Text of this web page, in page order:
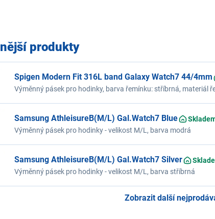
produkty
Spigen Modern Fit 316L band Galaxy Watch7 44/4mm
Výměnný pásek pro hodinky, barva řemínku: stříbrná, materiál
Samsung AthleisureB(M/L) Gal.Watch7 Blue
Výměnný pásek pro hodinky - velikost M/L, barva modrá
Samsung AthleisureB(M/L) Gal.Watch7 Silver
Výměnný pásek pro hodinky - velikost M/L, barva stříbrná
Zobrazit další